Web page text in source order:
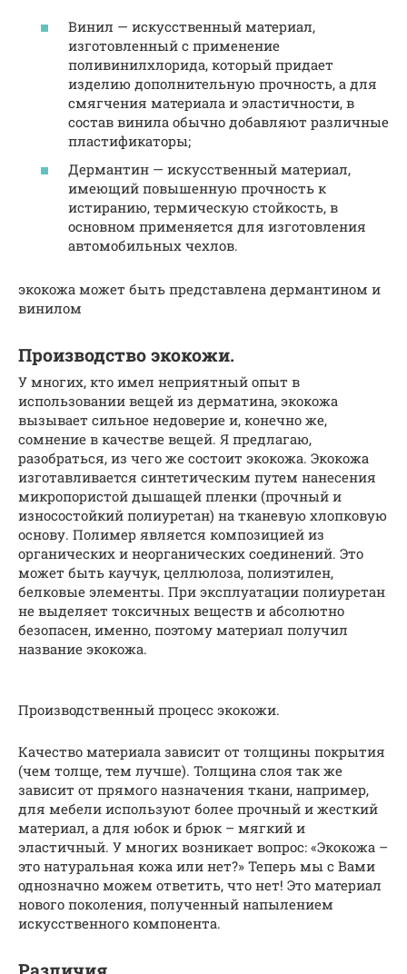
Винил — искусственный материал,
изготовленный с применение
поливинилхлорида, который придает
изделию дополнительную прочность, а для
смягчения материала и эластичности, в
состав винила обычно добавляют различные
пластификаторы;
Дермантин — искусственный материал,
имеющий повышенную прочность к
истиранию, термическую стойкость, в
основном применяется для изготовления
автомобильных чехлов.
экокожа может быть представлена дермантином и
винилом
Производство экокожи.
У многих, кто имел неприятный опыт в
использовании вещей из дерматина, экокожа
вызывает сильное недоверие и, конечно же,
сомнение в качестве вещей. Я предлагаю,
разобраться, из чего же состоит экокожа. Экокожа
изготавливается синтетическим путем нанесения
микропористой дышащей пленки (прочный и
износостойкий полиуретан) на тканевую хлопковую
основу. Полимер является композицией из
органических и неорганических соединений. Это
может быть каучук, целлюлоза, полиэтилен,
белковые элементы. При эксплуатации полиуретан
не выделяет токсичных веществ и абсолютно
безопасен, именно, поэтому материал получил
название экокожа.
Производственный процесс экокожи.
Качество материала зависит от толщины покрытия
(чем толще, тем лучше). Толщина слоя так же
зависит от прямого назначения ткани, например,
для мебели используют более прочный и жесткий
материал, а для юбок и брюк – мягкий и
эластичный. У многих возникает вопрос: «Экокожа –
это натуральная кожа или нет?» Теперь мы с Вами
однозначно можем ответить, что нет! Это материал
нового поколения, полученный напылением
искусственного компонента.
Различия